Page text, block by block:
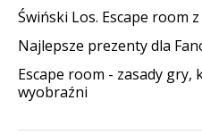
Świński Los. Escape room
Najlepsze prezenty dla
Escape room - zasady
wyobraźni